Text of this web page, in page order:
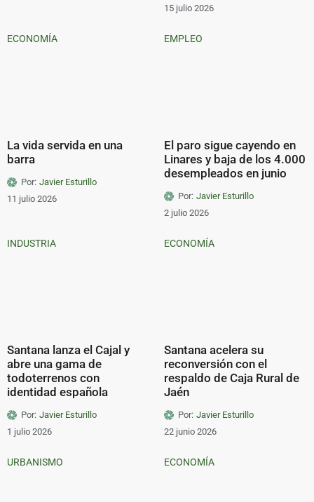
15 julio 2026
ECONOMÍA
La vida servida en una
barra
Por: Javier Esturillo
11 julio 2026
EMPLEO
El paro sigue cayendo en
Linares y baja de los 4.000
desempleados en junio
Por: Javier Esturillo
2 julio 2026
INDUSTRIA
Santana lanza el Cajal y
abre una gama de
todoterrenos con
identidad española
Por: Javier Esturillo
1 julio 2026
ECONOMÍA
Santana acelera su
reconversión con el
respaldo de Caja Rural de
Jaén
Por: Javier Esturillo
22 junio 2026
URBANISMO ECONOMÍA